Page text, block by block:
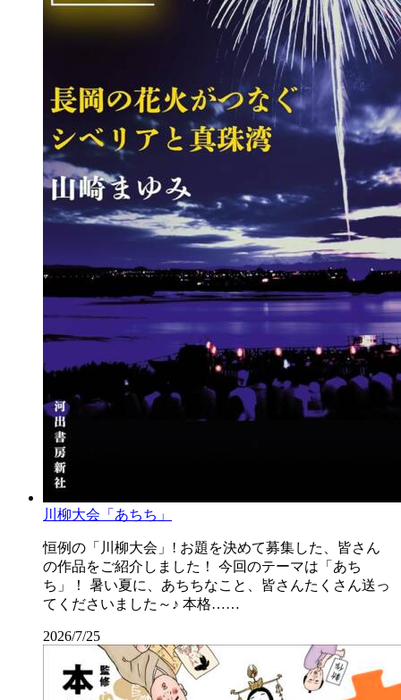
川柳大会「あちち」
恒例の「川柳大会」! お題を決めて募集した、皆さん
の作品をご紹介しました！ 今回のテーマは「あち
ち」！ 暑い夏に、あちちなこと、皆さんたくさん送っ
てくださいました～♪ 本格……
2026/7/25